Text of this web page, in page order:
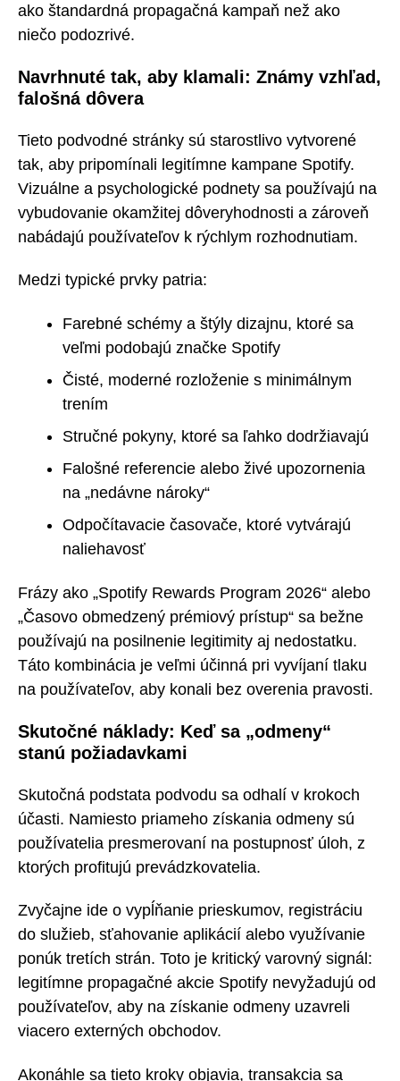
ako štandardná propagačná kampaň než ako
niečo podozrivé.
Navrhnuté tak, aby klamali: Známy vzhľad,
falošná dôvera
Tieto podvodné stránky sú starostlivo vytvorené
tak, aby pripomínali legitímne kampane Spotify.
Vizuálne a psychologické podnety sa používajú na
vybudovanie okamžitej dôveryhodnosti a zároveň
nabádajú používateľov k rýchlym rozhodnutiam.
Medzi typické prvky patria:
Farebné schémy a štýly dizajnu, ktoré sa
veľmi podobajú značke Spotify
Čisté, moderné rozloženie s minimálnym
trením
Stručné pokyny, ktoré sa ľahko dodržiavajú
Falošné referencie alebo živé upozornenia
na „nedávne nároky“
Odpočítavacie časovače, ktoré vytvárajú
naliehavosť
Frázy ako „Spotify Rewards Program 2026“ alebo
„Časovo obmedzený prémiový prístup“ sa bežne
používajú na posilnenie legitimity aj nedostatku.
Táto kombinácia je veľmi účinná pri vyvíjaní tlaku
na používateľov, aby konali bez overenia pravosti.
Skutočné náklady: Keď sa „odmeny“
stanú požiadavkami
Skutočná podstata podvodu sa odhalí v krokoch
účasti. Namiesto priameho získania odmeny sú
používatelia presmerovaní na postupnosť úloh, z
ktorých profitujú prevádzkovatelia.
Zvyčajne ide o vypĺňanie prieskumov, registráciu
do služieb, sťahovanie aplikácií alebo využívanie
ponúk tretích strán. Toto je kritický varovný signál:
legitímne propagačné akcie Spotify nevyžadujú od
používateľov, aby na získanie odmeny uzavreli
viacero externých obchodov.
Akonáhle sa tieto kroky objavia, transakcia sa